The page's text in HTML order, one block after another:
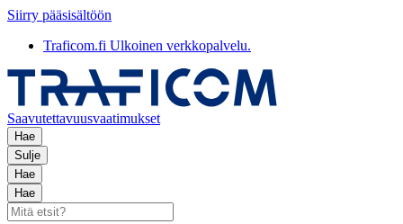
Siirry pääsisältöön
Traficom.fi Ulkoinen verkkopalvelu.
Saavutettavuusvaatimukset
Hae
Sulje
Hae
Hae